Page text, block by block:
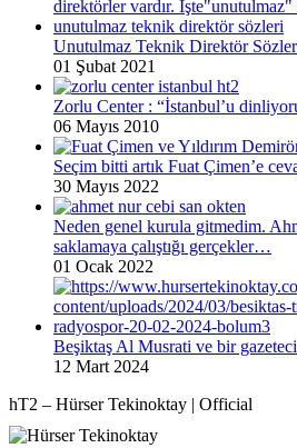
Unutulmaz Teknik Direktör
01 Şubat 2021
Zorlu Center : “İstanbul’u
06 Mayıs 2010
Seçim bitti artık Fuat Çimen’e
30 Mayıs 2022
Neden genel kurula gitmedim.
saklamaya çalıştığı gerçekler…
01 Ocak 2022
Beşiktaş Al Musrati ve bir gazeteci
12 Mart 2024
hT2 – Hürser Tekinoktay | Official